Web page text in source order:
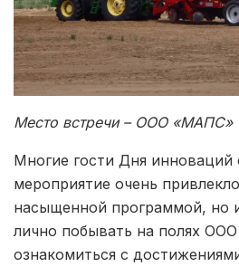
Место встречи – ООО «МАПС»
Многие гости Дня инноваций
мероприятие очень
насыщенной программой, но
лично побывать на полях
ознакомиться с